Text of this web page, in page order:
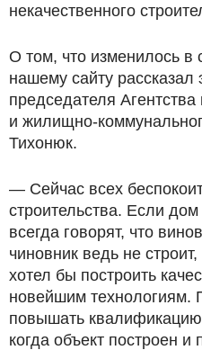
некачественного
О том, что изменилось в
нашему сайту рассказал
председателя
и жилищно-
Тихонюк.
— Сейчас всех
строительства. Если
всегда говорят, что
чиновник ведь не
хотел бы построить
новейшим технологиям.
повышать
когда объект построен и